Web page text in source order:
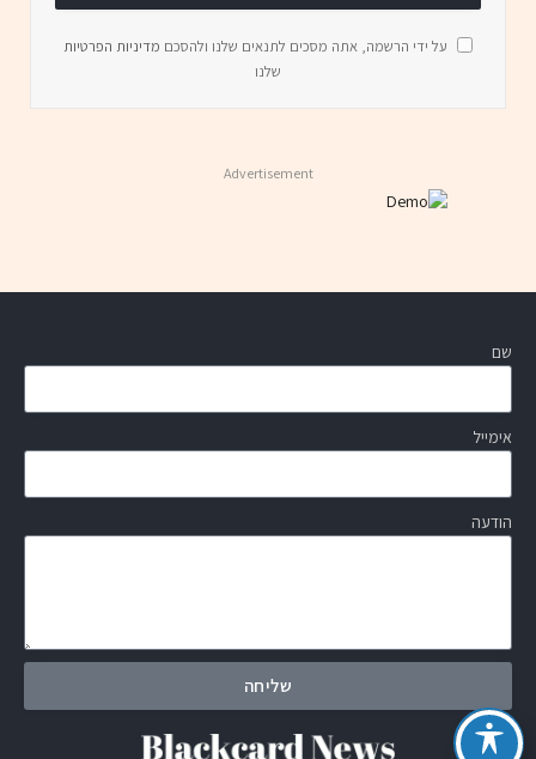
על ידי הרשמה, אתה מסכים לתנאים שלנו ולהסכם מדיניות הפרטיות
שלנו
Advertisement
שם
אימייל
הודעה
שליחה